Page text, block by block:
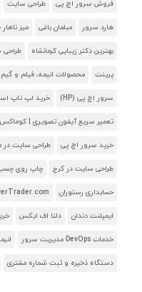
فروش سرور اچ پی طراحی سایت
هارد سرور مبلمان باغی میز
بهترین دکتر زیبایی کرمانشاه
پرینت محصولات انیمه، فیلم و گیم
سرور اچ پی (HP) خرید لپ تاپ
تعمیر سریع آیفون تصویری | کوماکس
خرید سرور اچ پی طراحی سایت در
طراحی سایت در کرج چاپ روی
حسابداری رستوران
ایمپلنت دندان دلتا اف ایکس
خدمات DevOps مدیریت سرور
دستگاه ذخیره و ثبت شماره مشتری